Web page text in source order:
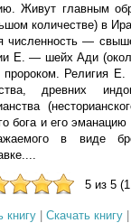
Живут главным
количестве) в
численность —
Е. — шейх Ади
пророком. Религия Е.
древних
бога и его
в виде
5 из 5
книгу Скачать книгу